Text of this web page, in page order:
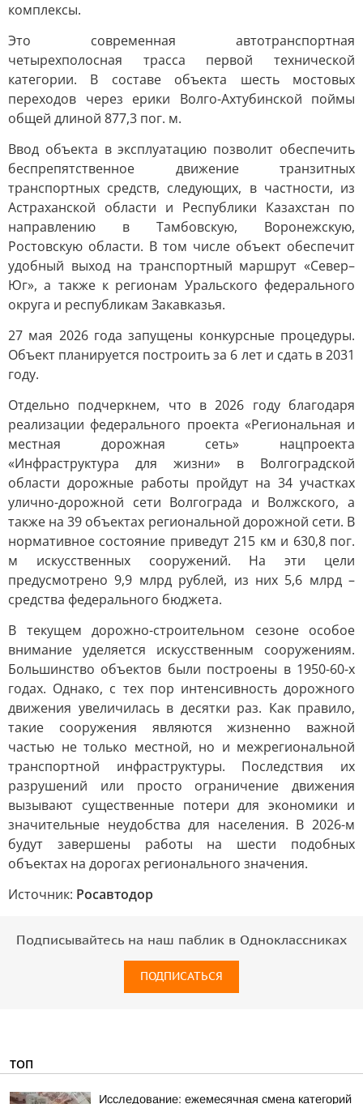
комплексы.
Это современная автотранспортная
четырехполосная трасса первой технической
категории. В составе объекта шесть мостовых
переходов через ерики Волго-Ахтубинской поймы
общей длиной 877,3 пог. м.
Ввод объекта в эксплуатацию позволит обеспечить
беспрепятственное движение транзитных
транспортных средств, следующих, в частности, из
Астраханской области и Республики Казахстан по
направлению в Тамбовскую, Воронежскую,
Ростовскую области. В том числе объект обеспечит
удобный выход на транспортный маршрут «Север–
Юг», а также к регионам Уральского федерального
округа и республикам Закавказья.
27 мая 2026 года запущены конкурсные процедуры.
Объект планируется построить за 6 лет и сдать в 2031
году.
Отдельно подчеркнем, что в 2026 году благодаря
реализации федерального проекта «Региональная и
местная дорожная сеть» нацпроекта
«Инфраструктура для жизни» в Волгоградской
области дорожные работы пройдут на 34 участках
улично-дорожной сети Волгограда и Волжского, а
также на 39 объектах региональной дорожной сети. В
нормативное состояние приведут 215 км и 630,8 пог.
м искусственных сооружений. На эти цели
предусмотрено 9,9 млрд рублей, из них 5,6 млрд –
средства федерального бюджета.
В текущем дорожно-строительном сезоне особое
внимание уделяется искусственным сооружениям.
Большинство объектов были построены в 1950-60-х
годах. Однако, с тех пор интенсивность дорожного
движения увеличилась в десятки раз. Как правило,
такие сооружения являются жизненно важной
частью не только местной, но и межрегиональной
транспортной инфраструктуры. Последствия их
разрушений или просто ограничение движения
вызывают существенные потери для экономики и
значительные неудобства для населения. В 2026-м
будут завершены работы на шести подобных
объектах на дорогах регионального значения.
Источник: Росавтодор
Подписывайтесь на наш паблик в Одноклассниках
ПОДПИСАТЬСЯ
ТОП
Исследование: ежемесячная смена категорий